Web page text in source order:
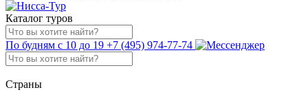
Каталог туров
По будням с 10 до 19 +7 (495) 974-77-74
Страны